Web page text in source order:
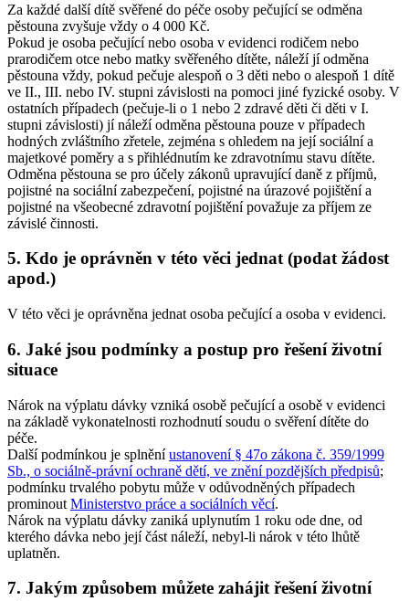
Za každé další dítě svěřené do péče osoby pečující se odměna
pěstouna zvyšuje vždy o 4 000 Kč.
Pokud je osoba pečující nebo osoba v evidenci rodičem nebo
prarodičem otce nebo matky svěřeného dítěte, náleží jí odměna
pěstouna vždy, pokud pečuje alespoň o 3 děti nebo o alespoň 1 dítě
ve II., III. nebo IV. stupni závislosti na pomoci jiné fyzické osoby. V
ostatních případech (pečuje-li o 1 nebo 2 zdravé děti či děti v I.
stupni závislosti) jí náleží odměna pěstouna pouze v případech
hodných zvláštního zřetele, zejména s ohledem na její sociální a
majetkové poměry a s přihlédnutím ke zdravotnímu stavu dítěte.
Odměna pěstouna se pro účely zákonů upravující daně z příjmů,
pojistné na sociální zabezpečení, pojistné na úrazové pojištění a
pojistné na všeobecné zdravotní pojištění považuje za příjem ze
závislé činnosti.
5. Kdo je oprávněn v této věci jednat (podat žádost
apod.)
V této věci je oprávněna jednat osoba pečující a osoba v evidenci.
6. Jaké jsou podmínky a postup pro řešení životní
situace
Nárok na výplatu dávky vzniká osobě pečující a osobě v evidenci
na základě vykonatelnosti rozhodnutí soudu o svěření dítěte do
péče.
Další podmínkou je splněníustanovení § 47o zákona č. 359/1999
Sb., o sociálně-právní ochraně dětí, ve znění pozdějších předpisů;
podmínku trvalého pobytu může v odůvodněných případech
prominout Ministerstvo práce a sociálních věcí.
Nárok na výplatu dávky zaniká uplynutím 1 roku ode dne, od
kterého dávka nebo její část náleží, nebyl-li nárok v této lhůtě
uplatněn.
7. Jakým způsobem můžete zahájit řešení životní